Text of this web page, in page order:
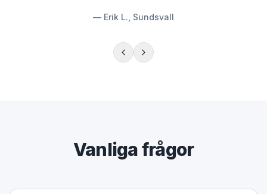
— Erik L., Sundsvall
Vanliga frågor